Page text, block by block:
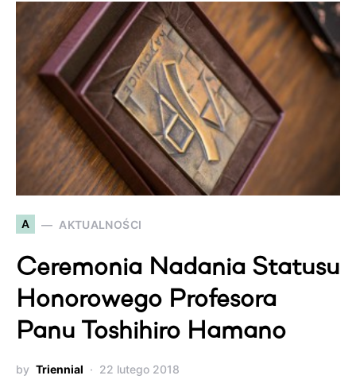
A AKTUALNOŚCI
Ceremonia Nadania Statusu
Honorowego Profesora
Panu Toshihiro Hamano
by Triennial 22 lutego 2018